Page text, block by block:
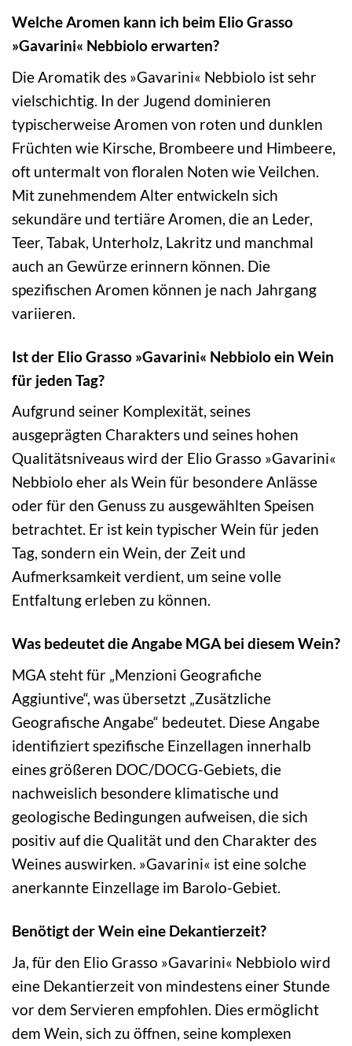
Welche Aromen kann ich beim Elio Grasso
»Gavarini« Nebbiolo erwarten?
Die Aromatik des »Gavarini« Nebbiolo ist sehr
vielschichtig. In der Jugend dominieren
typischerweise Aromen von roten und dunklen
Früchten wie Kirsche, Brombeere und Himbeere,
oft untermalt von floralen Noten wie Veilchen.
Mit zunehmendem Alter entwickeln sich
sekundäre und tertiäre Aromen, die an Leder,
Teer, Tabak, Unterholz, Lakritz und manchmal
auch an Gewürze erinnern können. Die
spezifischen Aromen können je nach Jahrgang
variieren.
Ist der Elio Grasso »Gavarini« Nebbiolo ein Wein
für jeden Tag?
Aufgrund seiner Komplexität, seines
ausgeprägten Charakters und seines hohen
Qualitätsniveaus wird der Elio Grasso »Gavarini«
Nebbiolo eher als Wein für besondere Anlässe
oder für den Genuss zu ausgewählten Speisen
betrachtet. Er ist kein typischer Wein für jeden
Tag, sondern ein Wein, der Zeit und
Aufmerksamkeit verdient, um seine volle
Entfaltung erleben zu können.
Was bedeutet die Angabe MGA bei diesem Wein?
MGA steht für „Menzioni Geografiche
Aggiuntive“, was übersetzt „Zusätzliche
Geografische Angabe“ bedeutet. Diese Angabe
identifiziert spezifische Einzellagen innerhalb
eines größeren DOC/DOCG-Gebiets, die
nachweislich besondere klimatische und
geologische Bedingungen aufweisen, die sich
positiv auf die Qualität und den Charakter des
Weines auswirken. »Gavarini« ist eine solche
anerkannte Einzellage im Barolo-Gebiet.
Benötigt der Wein eine Dekantierzeit?
Ja, für den Elio Grasso »Gavarini« Nebbiolo wird
eine Dekantierzeit von mindestens einer Stunde
vor dem Servieren empfohlen. Dies ermöglicht
dem Wein, sich zu öffnen, seine komplexen